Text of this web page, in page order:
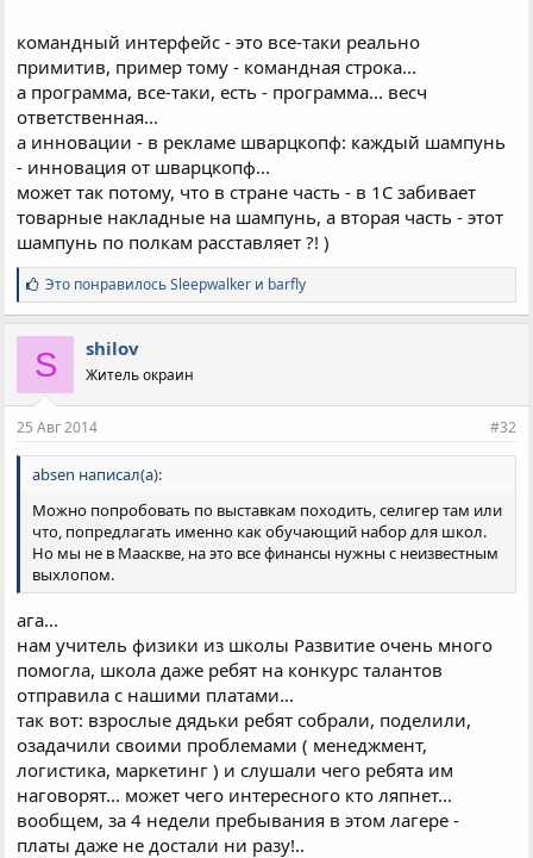
командный интерфейс - это все-таки реально
примитив, пример тому - командная строка...
а программа, все-таки, есть - программа... весч
ответственная...
а инновации - в рекламе шварцкопф: каждый шампунь
- инновация от шварцкопф...
может так потому, что в стране часть - в 1С забивает
товарные накладные на шампунь, а вторая часть - этот
шампунь по полкам расставляет ?! )
С
и
м
п
а
т
и
:
Это понравилосьSleepwalker и barfly
S shilov
Житель окраин
25 Авг 2014 #32
absen написал(а):
Можно попробовать по выставкам походить, селигер там или
что, попредлагать именно как обучающий набор для школ.
Но мы не в Мааскве, на это все финансы нужны с неизвестным
выхлопом.
ага...
нам учитель физики из школы Развитие очень много
помогла, школа даже ребят на конкурс талантов
отправила с нашими платами...
так вот: взрослые дядьки ребят собрали, поделили,
озадачили своими проблемами ( менеджмент,
логистика, маркетинг ) и слушали чего ребята им
наговорят... может чего интересного кто ляпнет...
вообщем, за 4 недели пребывания в этом лагере -
платы даже не достали ни разу!..